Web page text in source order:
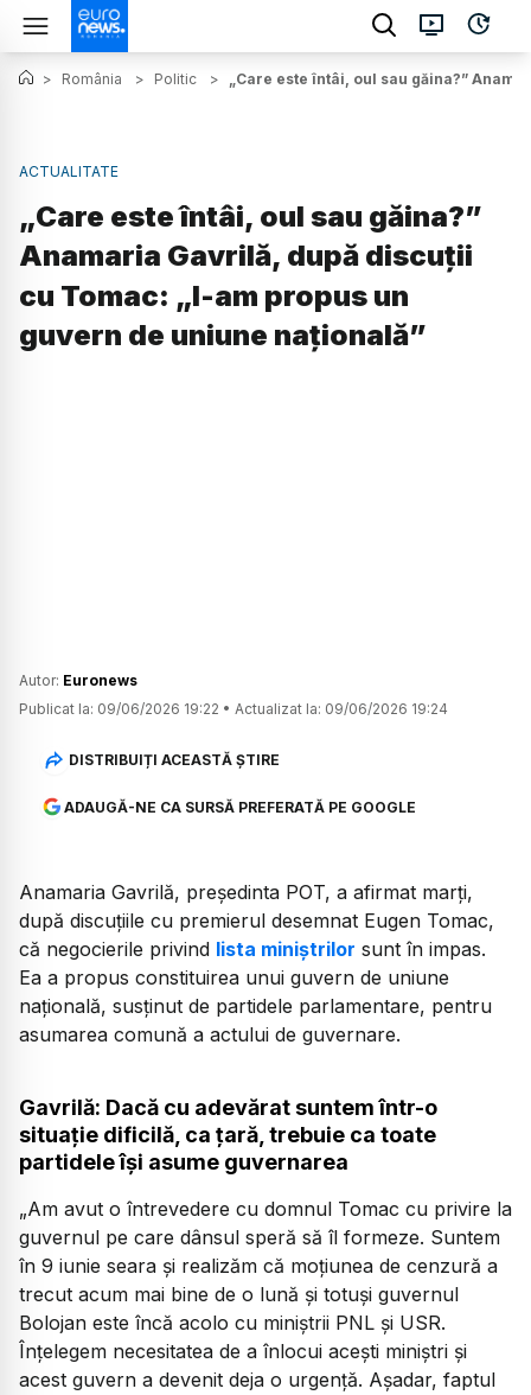
> România > Politic > „Care este întâi, oul sau găina?”
ACTUALITATE
„Care este întâi, oul sau găina?”
Anamaria Gavrilă, după discuții
cu Tomac: „I-am propus un
guvern de uniune națională”
Autor: Euronews
Publicat la: 09/06/2026 19:22 • Actualizat la: 09/06/2026 19:24
DISTRIBUIȚI ACEASTĂ ȘTIRE
ADAUGĂ-NE CA SURSĂ PREFERATĂ PE GOOGLE
Anamaria Gavrilă, președinta POT, a afirmat marți,
după discuțiile cu premierul desemnat Eugen Tomac,
că negocierile privind lista miniștrilor sunt în impas.
Ea a propus constituirea unui guvern de uniune
națională, susținut de partidele parlamentare, pentru
asumarea comună a actului de guvernare.
Gavrilă: Dacă cu adevărat suntem într-o
situație dificilă, ca țară, trebuie ca toate
partidele își asume guvernarea
„Am avut o întrevedere cu domnul Tomac cu privire la
guvernul pe care dânsul speră să îl formeze. Suntem
în 9 iunie seara și realizăm că moțiunea de cenzură a
trecut acum mai bine de o lună și totuși guvernul
Bolojan este încă acolo cu miniștrii PNL și USR.
Înțelegem necesitatea de a înlocui acești miniștri și
acest guvern a devenit deja o urgență. Așadar, faptul